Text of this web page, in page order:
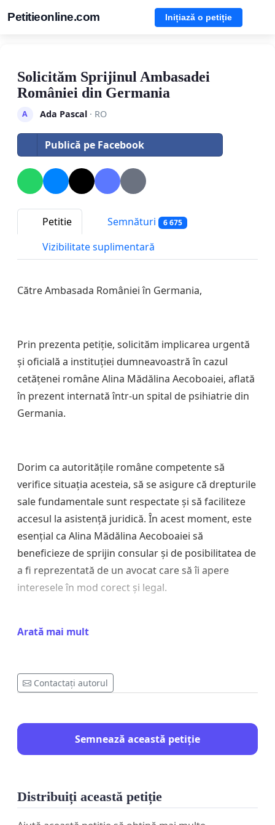
Petitieonline.com Inițiază o petiție
Solicităm Sprijinul Ambasadei
României din Germania
A Ada Pascal· RO
Publică pe Facebook
Petitie Semnături 6 675
Vizibilitate suplimentară
CătreAmbasada României în Germania,
Prin prezenta petiție, solicităm implicarea urgentă
și oficială a instituției dumneavoastră în cazul
cetățenei române Alina Mădălina Aecoboaiei, aflată
în prezent internată într-un spital de psihiatrie din
Germania.
Dorim ca autoritățile române competente să
verifice situația acesteia, să se asigure că drepturile
sale fundamentale sunt respectate și să faciliteze
accesul la asistență juridică. În acest moment, este
esențial ca Alina Mădălina Aecoboaiei să
beneficieze de sprijin consular și de posibilitatea de
a fi reprezentată de un avocat care să îi apere
interesele în mod corect și legal.
implicarea Ambasadei României este necesară
pentru:
monitorizarea respectării drepturilor sale ca
persoanele apropiate,
sprijin în obținerea reprezentării juridice
adecvate.
Arată mai mult
Contactați autorul
Semnează această petiție
Distribuiți această petiție